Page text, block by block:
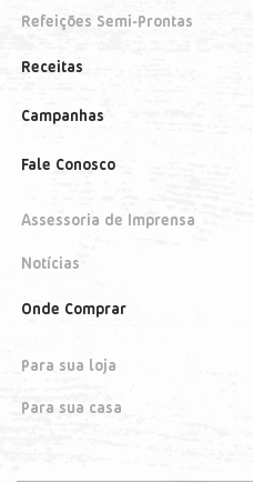
Refeições Semi-Prontas
Receitas
Campanhas
Fale Conosco
Assessoria de Imprensa
Notícias
Onde Comprar
Para sua loja
Para sua casa